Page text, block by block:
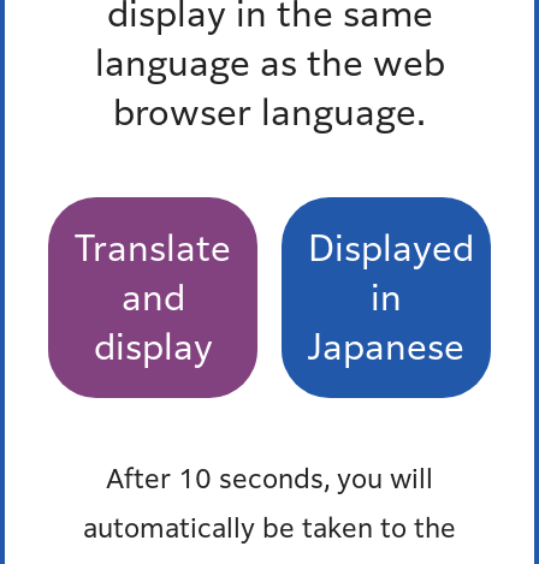
display in the same
language as the web
browser language.
Translate
and
display
Displayed
in
Japanese
After 10 seconds, you will
automatically be taken to the
税の減免・割引など
障害者控除・特別障害者控除対象者の認定
自動車税などの減免
もっとみる